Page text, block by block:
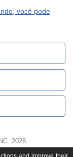
você pode
2026